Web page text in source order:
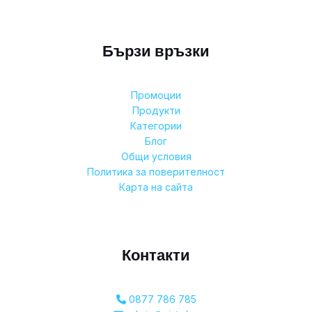
Бързи връзки
Промоции
Продукти
Категории
Блог
Общи условия
Политика за поверителност
Карта на сайта
Контакти
0877 786 785